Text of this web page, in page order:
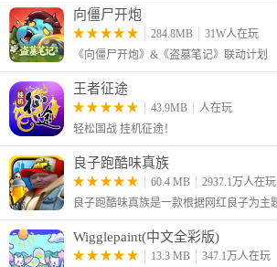
向僵尸开炮
284.8MB
31W人在玩
《向僵尸开炮》&《盗墓笔记》联动计划
王者征途
43.9MB
人在玩
轻松国战 挂机征途！
良子跑酷味真族
60.4 MB
2937.1万人在玩
Wigglepaint(中文全彩版)
13.3 MB
347.1万人在玩